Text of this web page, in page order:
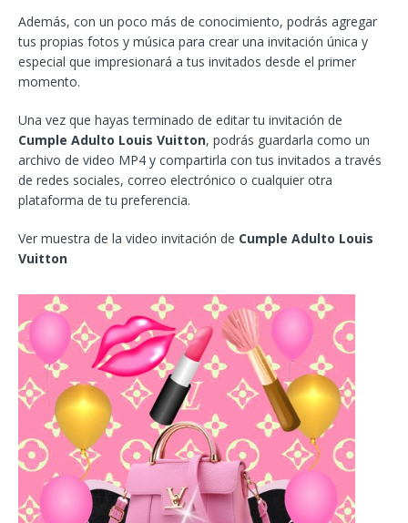
Además, con un poco más de conocimiento, podrás agregar
tus propias fotos y música para crear una invitación única y
especial que impresionará a tus invitados desde el primer
momento.
Una vez que hayas terminado de editar tu invitación de
Cumple Adulto Louis Vuitton, podrás guardarla como un
archivo de video MP4 y compartirla con tus invitados a través
de redes sociales, correo electrónico o cualquier otra
plataforma de tu preferencia.
Ver muestra de la video invitación de Cumple Adulto Louis
Vuitton